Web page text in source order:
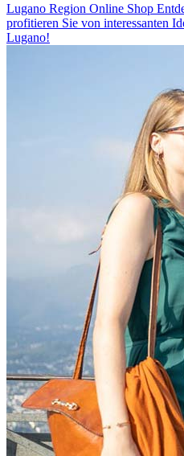
Lugano Region Online Shop
profitieren Sie von interessanten
Lugano!